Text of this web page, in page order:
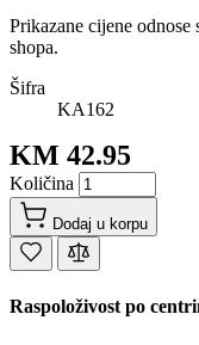
Prikazane cijene
shopa.
Šifra
KA162
KM 42.95
Količina
Dodaj u korpu
Raspoloživost po